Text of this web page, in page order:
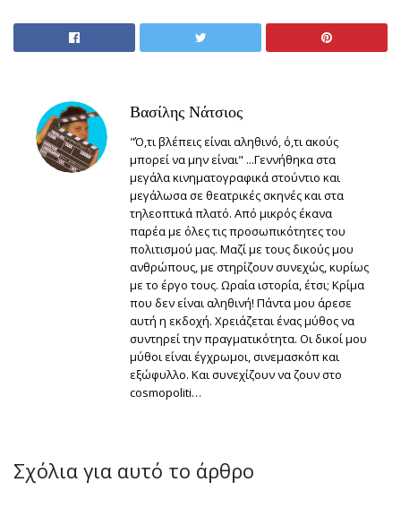
Βασίλης Νάτσιος
"Ό,τι βλέπεις είναι αληθινό, ό,τι ακούς
μπορεί να μην είναι" ...Γεννήθηκα στα
μεγάλα κινηματογραφικά στούντιο και
μεγάλωσα σε θεατρικές σκηνές και στα
τηλεοπτικά πλατό. Από μικρός έκανα
παρέα με όλες τις προσωπικότητες του
πολιτισμού μας. Μαζί με τους δικούς μου
ανθρώπους, με στηρίζουν συνεχώς, κυρίως
με το έργο τους. Ωραία ιστορία, έτσι; Κρίμα
που δεν είναι αληθινή! Πάντα μου άρεσε
αυτή η εκδοχή. Χρειάζεται ένας μύθος να
συντηρεί την πραγματικότητα. Οι δικοί μου
μύθοι είναι έγχρωμοι, σινεμασκόπ και
εξώφυλλο. Και συνεχίζουν να ζουν στο
cosmopoliti…
Σχόλια για αυτό το άρθρο